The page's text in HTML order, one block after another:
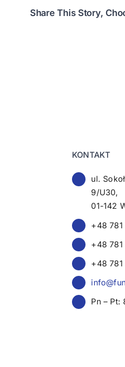
Share This Story,
KONTAKT
ul.
9/U30,
01-142
+48 781
+48 781
+48 781
Pn – Pt: